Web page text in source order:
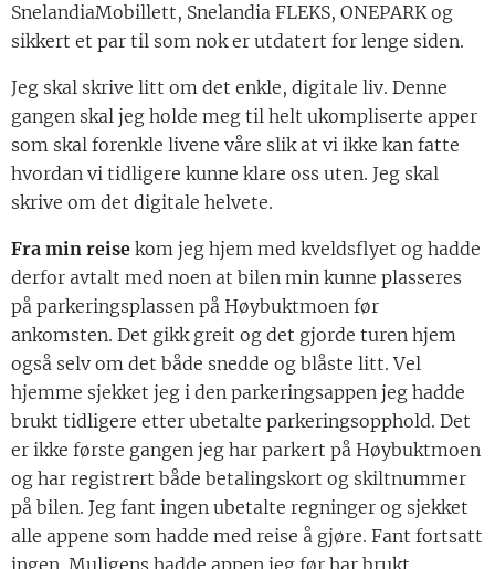
SnelandiaMobillett, Snelandia FLEKS, ONEPARK og
sikkert et par til som nok er utdatert for lenge siden.
Jeg skal skrive litt om det enkle, digitale liv. Denne
gangen skal jeg holde meg til helt ukompliserte apper
som skal forenkle livene våre slik at vi ikke kan fatte
hvordan vi tidligere kunne klare oss uten. Jeg skal
skrive om det digitale helvete.
Fra min reise kom jeg hjem med kveldsflyet og hadde
derfor avtalt med noen at bilen min kunne plasseres
på parkeringsplassen på Høybuktmoen før
ankomsten. Det gikk greit og det gjorde turen hjem
også selv om det både snedde og blåste litt. Vel
hjemme sjekket jeg i den parkeringsappen jeg hadde
brukt tidligere etter ubetalte parkeringsopphold. Det
er ikke første gangen jeg har parkert på Høybuktmoen
og har registrert både betalingskort og skiltnummer
på bilen. Jeg fant ingen ubetalte regninger og sjekket
alle appene som hadde med reise å gjøre. Fant fortsatt